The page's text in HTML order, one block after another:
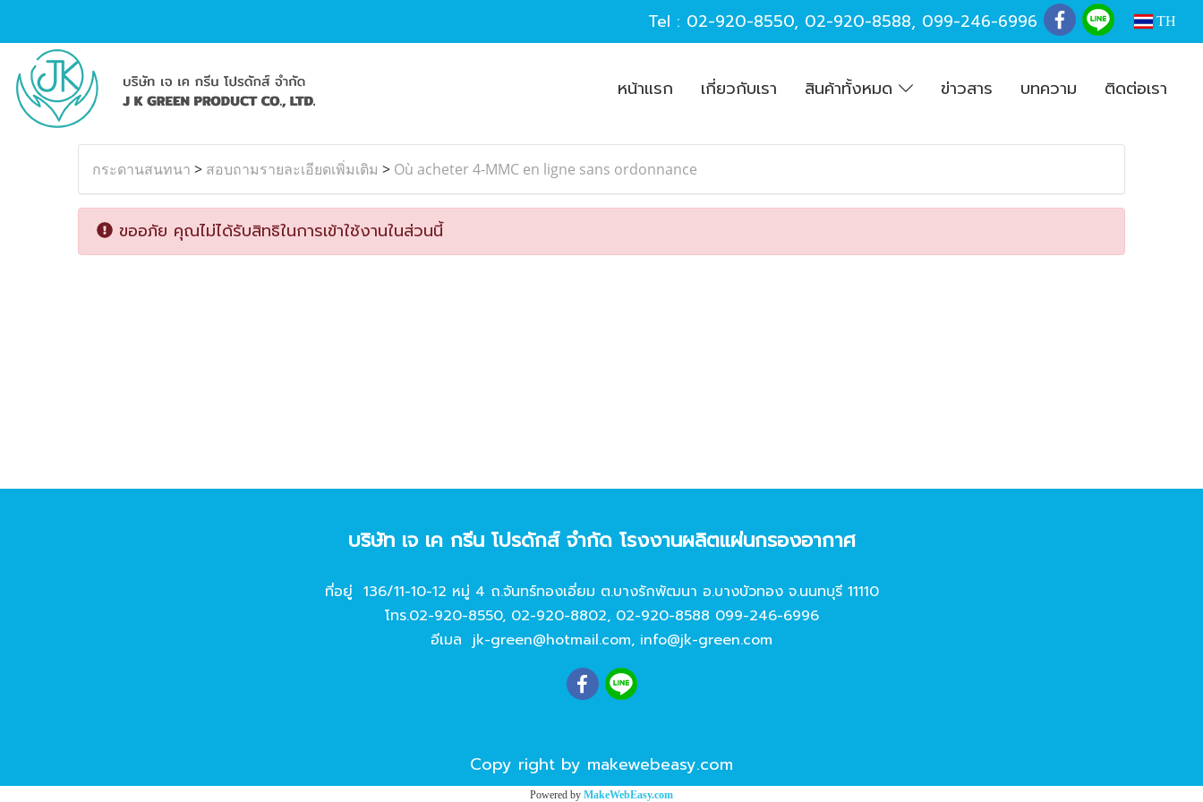
Tel : 02-920-8550, 02-920-8588, 099-246-6996 TH
หน้าแรก เกี่ยวกับเรา สินค้าทั้งหมด ข่าวสาร บทความ ติดต่อเรา
กระดานสนทนา > สอบถามรายละเอียดเพิ่มเติม > Où acheter 4-MMC en ligne sans ordonnance
ขออภัย คุณไม่ได้รับสิทธิในการเข้าใช้งานในส่วนนี้
บริษัท เจ เค กรีน โปรดักส์ จํากัด โรงงานผลิตแผ่นกรองอากาศ
ที่อยู่ 136/11-10-12 หมู่ 4 ถ.จันทร์ทองเอี่ยม ต.บางรักพัฒนา อ.บางบัวทอง จ.นนทบุรี 11110
โทร.02-920-8550, 02-920-8802, 02-920-8588 099-246-6996
อีเมล jk-green@hotmail.com, info@jk-green.com
Copy right by makewebeasy.com
Powered by MakeWebEasy.com